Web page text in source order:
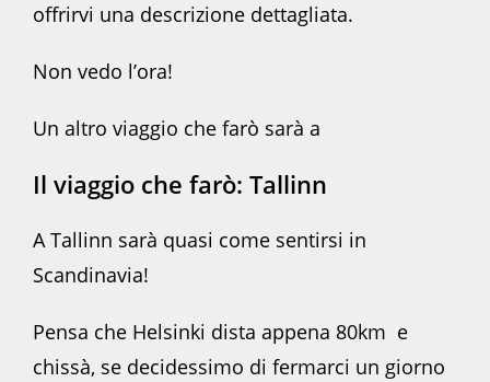
offrirvi una descrizione dettagliata.
Non vedo l’ora!
Un altro viaggio che farò sarà a
Il viaggio che farò: Tallinn
A Tallinn sarà quasi come sentirsi in
Scandinavia!
Pensa che Helsinki dista appena 80km e
chissà, se decidessimo di fermarci un giorno